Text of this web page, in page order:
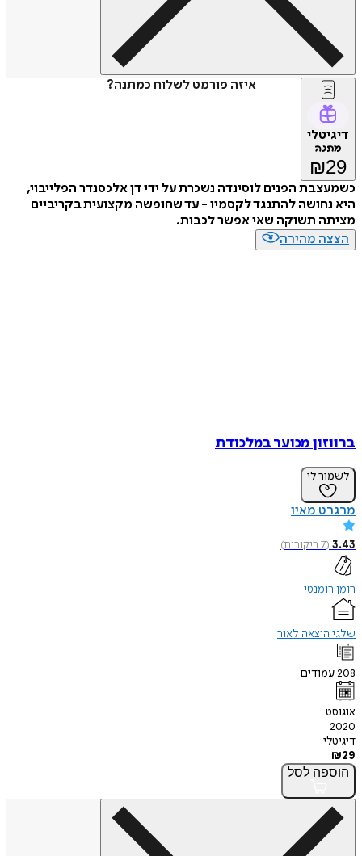
איזה פורמט לשלוח כמתנה?
דיגיטלי
מתנה
₪29
כשמעצבת הפנים לוסינדה נשכרת על ידי דן אלכסנדר הפלייבוי,
היא נחושה להתנגד לקסמיו - עד שחופשה מקצועית בקריביים
מציתה תשוקה שאי אפשר לכבות.
הצצה מהירה
ברווזון מכוער במלכודת
לשמור לי
מרגרט מאיו
3.43
(
7ביקורות)
רומן רומנטי
שלגי הוצאה לאור
208עמודים
אוגוסט
2020
דיגיטלי
₪29
הוספה לסל